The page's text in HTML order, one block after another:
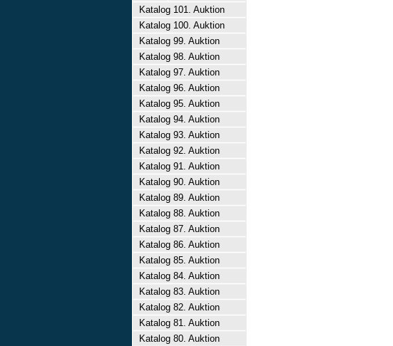
Katalog 101. Auktion
Katalog 100. Auktion
Katalog 99. Auktion
Katalog 98. Auktion
Katalog 97. Auktion
Katalog 96. Auktion
Katalog 95. Auktion
Katalog 94. Auktion
Katalog 93. Auktion
Katalog 92. Auktion
Katalog 91. Auktion
Katalog 90. Auktion
Katalog 89. Auktion
Katalog 88. Auktion
Katalog 87. Auktion
Katalog 86. Auktion
Katalog 85. Auktion
Katalog 84. Auktion
Katalog 83. Auktion
Katalog 82. Auktion
Katalog 81. Auktion
Katalog 80. Auktion